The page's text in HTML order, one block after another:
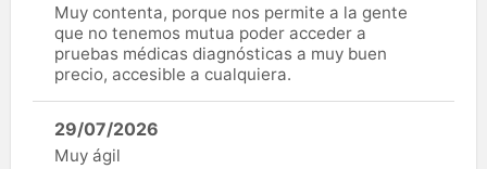
Muy contenta, porque nos permite a la gente
que no tenemos mutua poder acceder a
pruebas médicas diagnósticas a muy buen
precio, accesible a cualquiera.
29/07/2026
Muy ágil